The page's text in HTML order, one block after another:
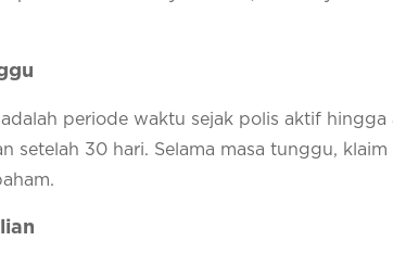
periode waktu sejak polis aktif
setelah 30 hari. Selama masa tunggu,